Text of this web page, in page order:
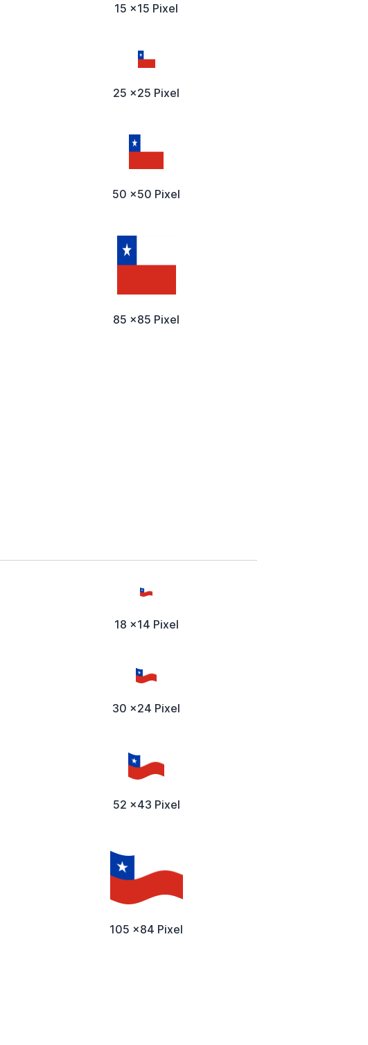
15 x15 Pixel
25 x25 Pixel
50 x50 Pixel
85 x85 Pixel
18 x14 Pixel
30 x24 Pixel
52 x43 Pixel
105 x84 Pixel